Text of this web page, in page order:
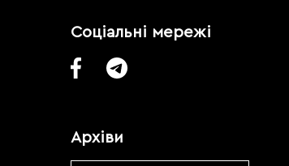
Соціальні мережі
Архіви